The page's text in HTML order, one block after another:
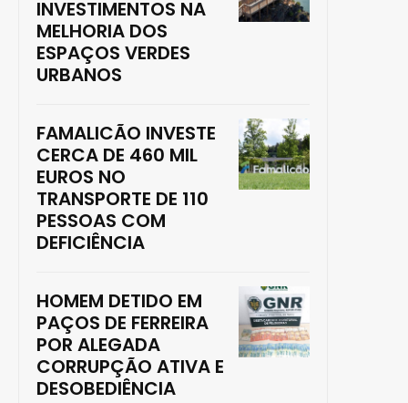
INVESTIMENTOS NA
MELHORIA DOS
ESPAÇOS VERDES
URBANOS
FAMALICÃO INVESTE
CERCA DE 460 MIL
EUROS NO
TRANSPORTE DE 110
PESSOAS COM
DEFICIÊNCIA
HOMEM DETIDO EM
PAÇOS DE FERREIRA
POR ALEGADA
CORRUPÇÃO ATIVA E
DESOBEDIÊNCIA